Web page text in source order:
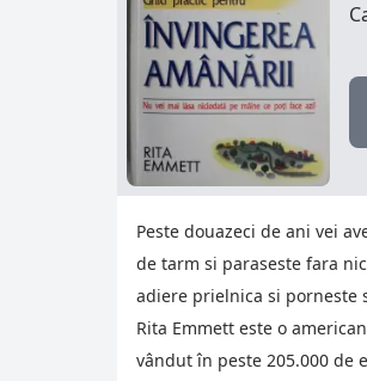
Peste douazeci de ani vei
de tarm si paraseste fara
adiere prielnica si porneste
Rita Emmett este o
vândut în peste 205.000 de